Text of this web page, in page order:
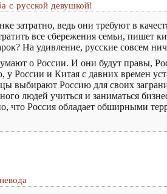
с русской девушкой!
затратно, ведь они требуют в
все сбережения семьи, пишет
На удивление, русские совсем
о России. И они будут правы,
России и Китая с давних времен
выбирают Россию для своих
людей учиться и заниматься
что Россия обладает обширными